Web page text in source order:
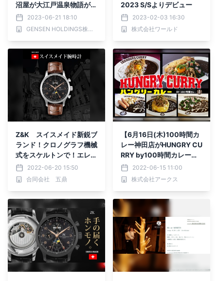
沼屋が大江戸温泉物語が展
開する温泉リゾートホテル
ブランド【TAOYA秋保】
としてリブランドオープン
2023-06-21 18:10
GENSEN HOLDINGS株式会社
2023 S/Sよりデビュー
2023-02-03 16:30
株式会社ワールド
Z&K スイスメイド新鋭ブ
ランド！クロノグラフ機械
式をスケルトンで！エレガ
ントでラグジュアリー！
2022-06-20 15:50
合同会社 五鼎
【6月16日(木)100時間カ
レー神田店がHUNGRY CU
RRY by100時間カレーと
してリニューアルOPE
N！】
2022-06-15 11:00
株式会社アークス